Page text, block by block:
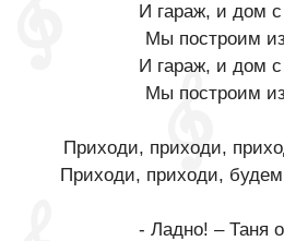
И гараж, и дом
Мы построим
И гараж, и дом
Мы построим
Приходи, приходи,
Приходи, приходи, будем
- Ладно! – Таня